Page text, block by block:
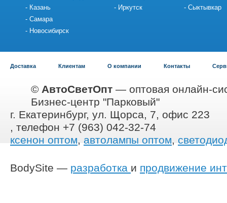
Казань
Самара
Новосибирск
Иркутск
Сыктывкар
Доставка Клиентам О компании Контакты
© АвтоСветОпт — оптовая онлайн-
Бизнес-центр "Парковый"
г. Екатеринбург, ул. Щорса, 7, офис 223
, телефон +7 (963) 042-32-74
ксенон оптом, автолампы оптом,
BodySite — разработка и продвижение